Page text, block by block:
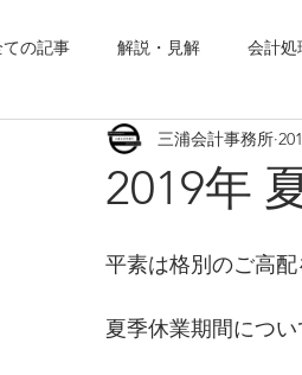
ての記事 解説・見解 会計処
エクセル小技集
2019年
三浦会計事務所
平素は格別のご高
夏季休業期間につ